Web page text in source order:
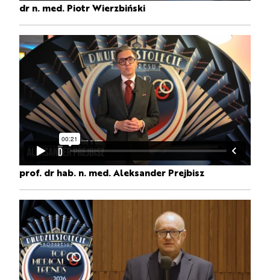
dr n. med. Piotr Wierzbiński
prof. dr hab. n. med. Aleksander Prejbisz